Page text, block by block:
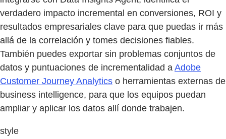
verdadero impacto incremental en conversiones, ROI y
resultados empresariales clave para que puedas ir más
allá de la correlación y tomes decisiones fiables.
También puedes exportar sin problemas conjuntos de
datos y puntuaciones de incrementalidad a Adobe
Customer Journey Analytics o herramientas externas de
business intelligence, para que los equipos puedan
ampliar y aplicar los datos allí donde trabajen.
style